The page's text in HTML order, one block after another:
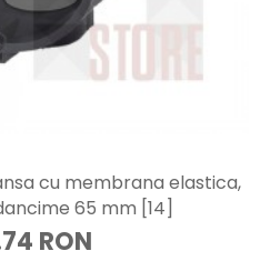
cu membrana elastica,
65 mm [14]
RON